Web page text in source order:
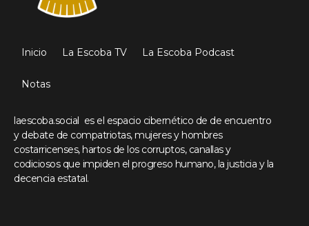
Inicio La Escoba TV La Escoba Podcast
Notas
laescoba.social es el espacio cibernético de de encuentro
y debate de compatriotas, mujeres y hombres
costarricenses, hartos de los corruptos, canallas y
codiciosos que impiden el progreso humano, la justicia y la
decencia estatal.